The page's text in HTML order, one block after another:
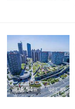
商场·54㎡